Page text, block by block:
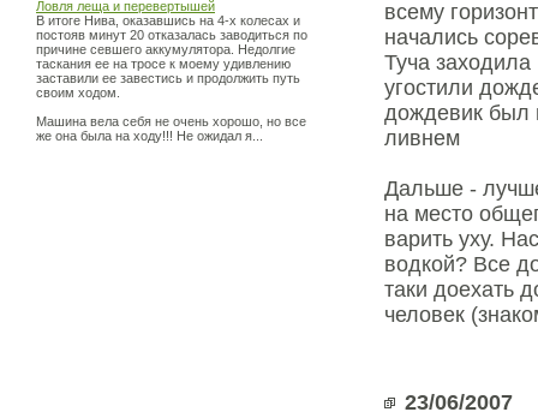
Ловля леща и перевертышей
В итоге Нива, оказавшись на 4-х колесах и
постояв минут 20 отказалась заводиться по
причине севшего аккумулятора. Недолгие
таскания ее на тросе к моему удивлению
заставили ее завестись и продолжить путь
своим ходом.
Машина вела себя не очень хорошо, но все
же она была на ходу!!! Не ожидал я...
всему
начались
Туча
угостили
дождевик был
ливнем
Дальше -
на место
варить уху.
водкой? Все
таки доехать
человек
23/06/2007